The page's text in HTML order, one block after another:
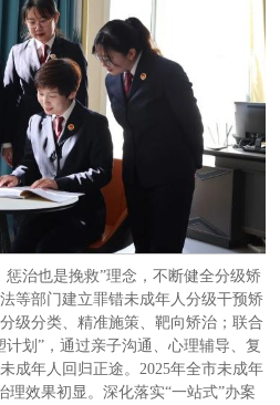
惩治也是挽救”理念，不断健全分级矫
等部门建立罪错未成年人分级干预矫
级分类、精准施策、靶向矫治；联合
划”，通过亲子沟通、心理辅导、复
成年人回归正途。2025年全市未成年
理效果初显。深化落实“一站式”办案